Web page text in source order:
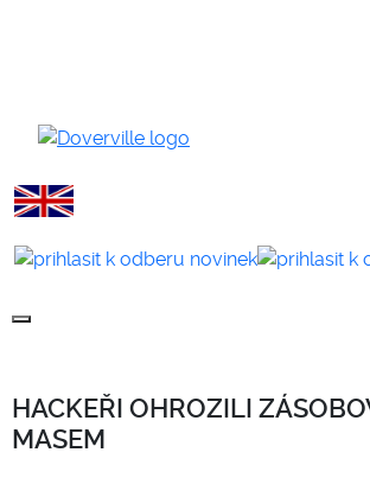
HACKEŘI OHROZILI
MASEM